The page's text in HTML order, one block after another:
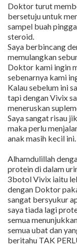
Doktor turut
bersetuju untuk
sampel buah
steroid.
Saya berbincang
memulangkan
Doktor kami ingin
sebenarnya kami
Kalau sebelum ini
tapi dengan Vivix
meneruskan
Saya sangat risau
maka perlu
anak masih kecil
Alhamdulillah
protein di dalam
3botol Vivix iaitu
dengan Doktor
sangat bersyukur
saya tiada lagi
semua
semua ubat dan
beritahu TAK